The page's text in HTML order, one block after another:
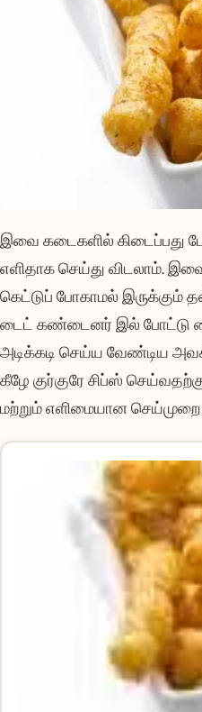
இவை கடைகளில் கிடைப்பது
எளிதாக செய்து விடலாம்.
கெட்டுப் போகாமல்
டைட் கண்டைனர் இல் போட்டு
அடிக்கடி செய்ய வேண்டிய
கீழே குர்குரே சிப்ஸ்
மற்றும் எளிமையான